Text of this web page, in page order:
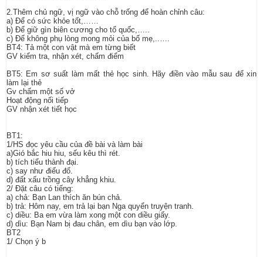
2.Thêm chủ ngữ, vị ngữ vào chỗ trống để hoàn chỉnh câu:
a) Để có sức khỏe tốt,……
b) Để giữ gìn biên cương cho tổ quốc,…..
c) Để không phụ lòng mong mỏi của bố mẹ,..….
BT4: Tả một con vật mà em từng biết
GV kiểm tra, nhận xét, chấm điểm
BT5: Em sơ suất làm mất thẻ học sinh. Hãy điền vào mẫu sau để xin
làm lại thẻ
Gv chấm một số vở
Hoạt động nối tiếp
GV nhận xét tiết học
BT1:
1/HS đọc yêu cầu của đề bài và làm bài
a)Gió bắc hiu hiu, sếu kêu thì rét.
b) tích tiểu thành đại.
c) say như điếu đổ.
d) đất xấu trồng cây khẳng khiu.
2/ Đặt câu có tiếng:
a) chả: Bạn Lan thích ăn bún chả.
b) trả: Hôm nay, em trả lại bạn Nga quyển truyện tranh.
c) diều: Ba em vừa làm xong một con diều giấy.
d) dìu: Bạn Nam bị đau chân, em dìu bạn vào lớp.
BT2
1/ Chọn ý b